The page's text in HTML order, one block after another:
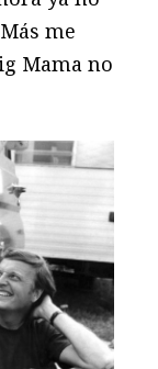
me
Mama no